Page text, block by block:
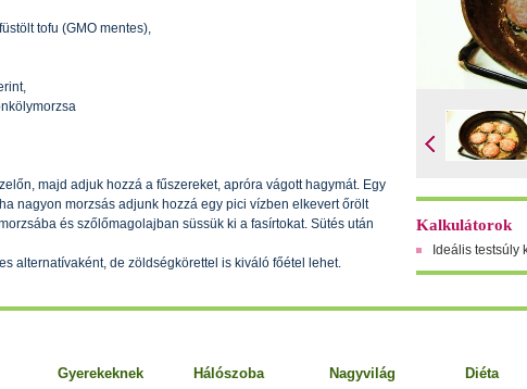
tofu (GMO mentes),
majd adjuk hozzá a fűszereket, apróra vágott hagymát. Egy
nagyon morzsás adjunk hozzá egy pici vízben elkevert őrölt
és szőlőmagolajban süssük ki a fasírtokat. Sütés után
alternatívaként, de zöldségkörettel is kiváló főétel lehet.
Kalkulátorok
Ideális testsúly
Gyerekeknek Hálószoba Nagyvilág Diéta